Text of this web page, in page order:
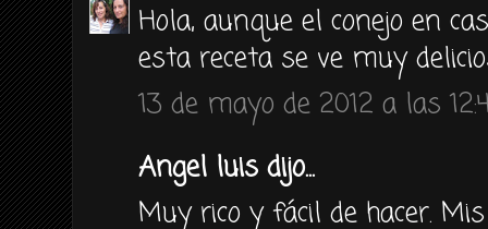
Hola, aunque el conejo en
esta receta se ve muy
13 de mayo de 2012 a las
Angel luis dijo...
Muy rico y fácil de hacer.